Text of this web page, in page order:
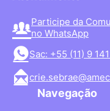
Participe da
no WhatsApp
Sac: +55 (11) 9
Navegação